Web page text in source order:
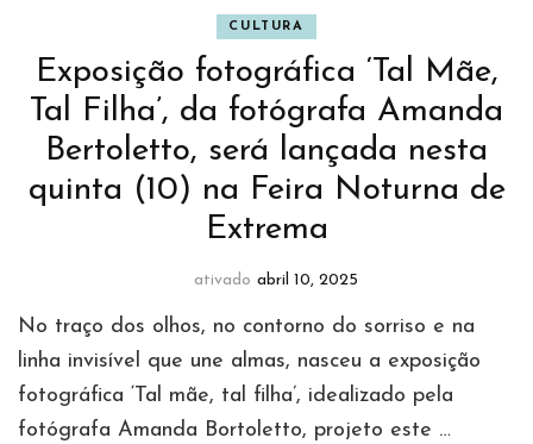
CULTURA
Exposição fotográfica ‘Tal Mãe,
Tal Filha’, da fotógrafa Amanda
Bertoletto, será lançada nesta
quinta (10) na Feira Noturna de
Extrema
ativado abril 10, 2025
No traço dos olhos, no contorno do sorriso e na
linha invisível que une almas, nasceu a exposição
fotográfica ‘Tal mãe, tal filha’, idealizado pela
fotógrafa Amanda Bortoletto, projeto este …